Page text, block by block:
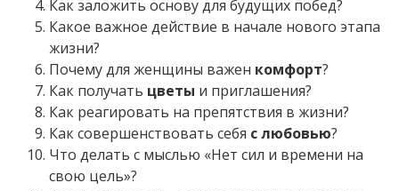
Как заложить основу для будущих побед?
Какое важное действие в начале нового этапа
жизни?
Почему для женщины важен комфорт?
Как получать цветы и приглашения?
Как реагировать на препятствия в жизни?
Как совершенствовать себя с любовью?
Что делать с мыслью «Нет сил и времени на
свою цель»?